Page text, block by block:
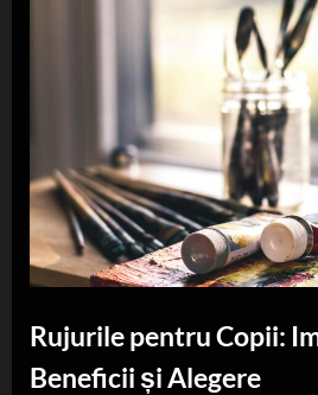
Rujurile pentru Copii:
Beneficii și Alegere